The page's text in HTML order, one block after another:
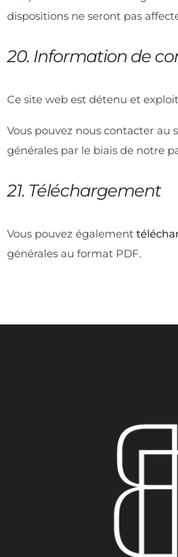
dispositions ne seront pas
20. Information de
Ce site web est détenu et
Vous pouvez nous contacter au
générales par le biais de notre
21. Téléchargement
Vous pouvez également
générales au format PDF.